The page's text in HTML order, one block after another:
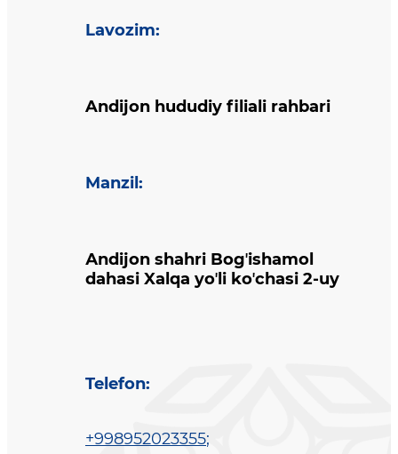
Lavozim:
Andijon hududiy filiali rahbari
Manzil :
Аndijon shahri Bogʼishamol
dahasi Xalqa yoʼli koʼchasi 2-uy
Telefon:
+998952023355;